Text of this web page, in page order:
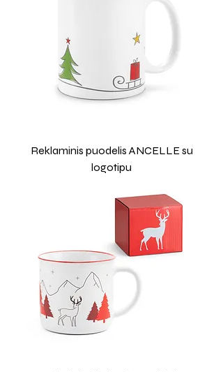
Reklaminis puodelis ANCELLE su
logotipu